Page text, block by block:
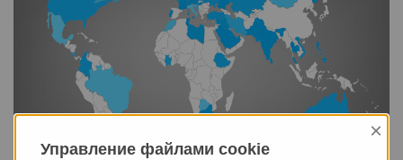
Управление файлами cookie
×